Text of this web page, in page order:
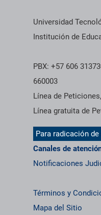
Universidad
Institución de
PBX: +57 606
660003
Línea de
Línea gratuita de
Para radicación
Canales de
Notificaciones
Términos y
Mapa del Sitio